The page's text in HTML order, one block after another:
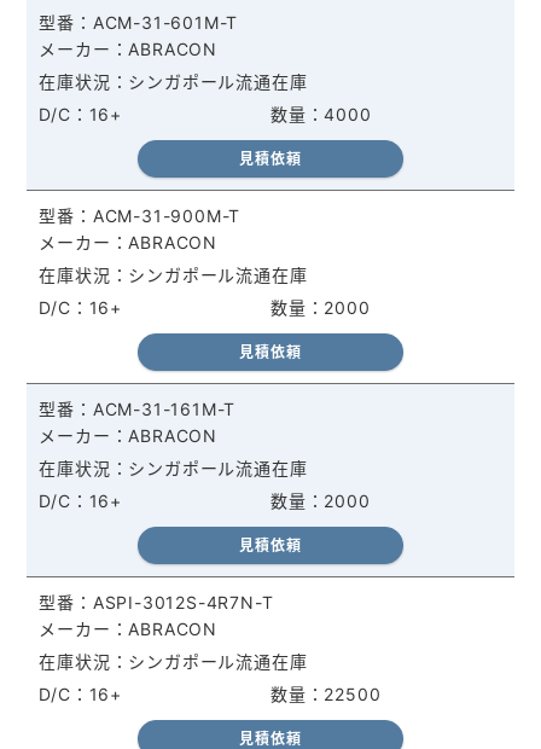
ACM-31-601M-T
ABRACON
4000
シンガポール流通在庫
16+
見積依頼
ACM-31-900M-T
ABRACON
2000
シンガポール流通在庫
16+
見積依頼
ACM-31-161M-T
ABRACON
2000
シンガポール流通在庫
16+
見積依頼
ASPI-3012S-4R7N-T
ABRACON
22500
シンガポール流通在庫
16+
見積依頼